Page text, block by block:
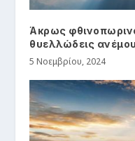
Άκρως
θυελλώδεις
5 Νοεμβρίου, 2024